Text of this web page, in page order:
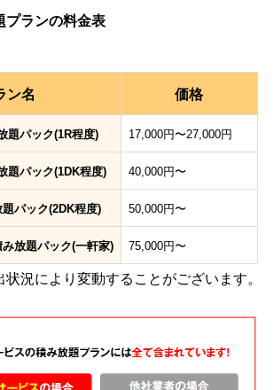
プランの料金表
ン名 価格
題パック(1R程度) 17,000円〜27,000円
題パック(1DK程度) 40,000円〜
パック(2DK程度) 50,000円〜
放題パック(一軒家) 75,000円〜
況により変動することがございます。